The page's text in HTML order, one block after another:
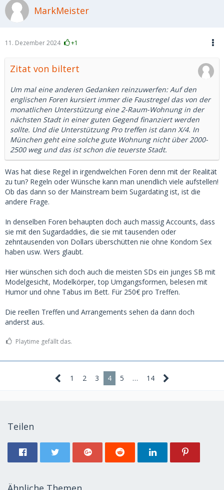
MarkMeister
11. Dezember 2024 +1
Zitat von biltert
Um mal eine anderen Gedanken reinzuwerfen: Auf den
englischen Foren kursiert immer die Faustregel das von der
monatlichen Unterstützung eine 2-Raum-Wohnung in der
nächsten Stadt in einer guten Gegend finanziert werden
sollte. Und die Unterstützung Pro treffen ist dann X/4. In
München geht eine solche gute Wohnung nicht über 2000-
2500 weg und das ist schon die teuerste Stadt.
Was hat diese Regel in irgendwelchen Foren denn mit der Realität
zu tun? Regeln oder Wünsche kann man unendlich viele aufstellen!
Ob das dann so der Mainstream beim Sugardating ist, ist die
andere Frage.
In denselben Foren behaupten doch auch massig Accounts, dass
sie mit den Sugardaddies, die sie mit tausenden oder
zehntausenden von Dollars überschütten nie ohne Kondom Sex
haben usw. Wers glaubt.
Hier wünschen sich doch auch die meisten SDs ein junges SB mit
Modelgesicht, Modelkörper, top Umgangsformen, belesen mit
Humor und ohne Tabus im Bett. Für 250€ pro Treffen.
Die reellen Treffen und Arrangements sehen da dann doch
anderst aus.
Playtime gefällt das.
1 2 3 4 5 … 14
Teilen